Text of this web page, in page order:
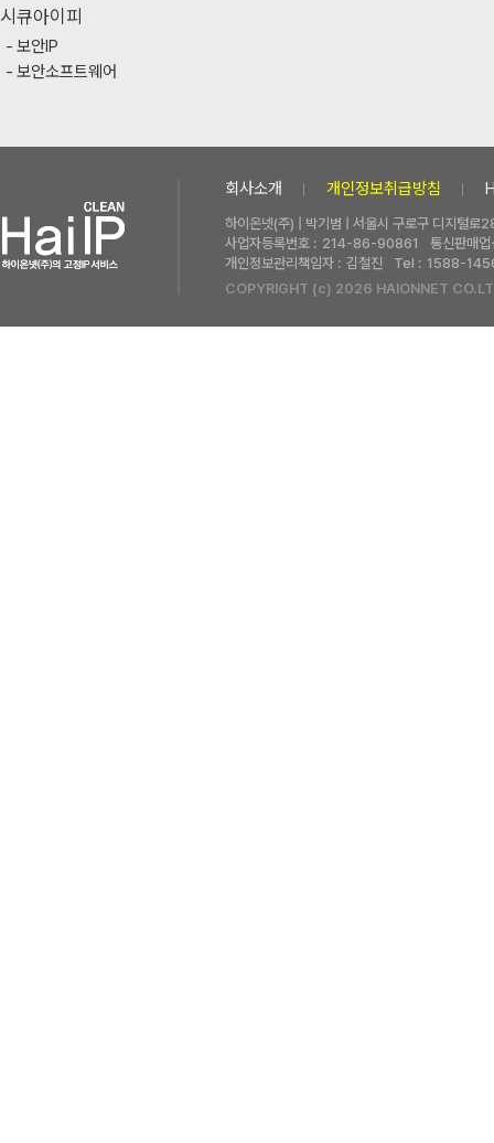
시큐아이피
보안IP
보안소프트웨어
회사소개 개인정보취급방침
하이온넷(주) | 박기범 | 서울시 구로구 디지털
사업자등록번호 : 214-86-90861
통신판매
개인정보관리책임자 : 김철진 Tel : 1588-
COPYRIGHT (c) 2026 HAIONNET